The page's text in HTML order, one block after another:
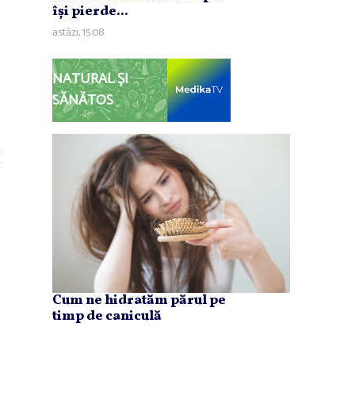
îşi pierde...
astăzi, 15:08
NATURAL ȘI
SĂNĂTOS
Cum ne hidratăm părul pe
timp de caniculă